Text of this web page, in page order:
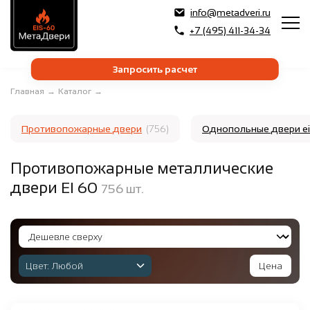
info@metadveri.ru
+7 (495) 411-34-34
Запросить расчет
Главная → Каталог →
Противопожарные двери (756) Однопольные двери
Противопожарные металлические
двери EI 60 756 шт.
Цвет: Любой Цена